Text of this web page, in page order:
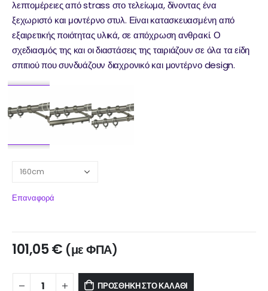
λεπτομέρειες από strass στο τελείωμα, δίνοντας ένα
ξεχωριστό και μοντέρνο στυλ. Είναι κατασκευασμένη από
εξαιρετικής ποιότητας υλικά, σε απόχρωση ανθρακί. Ο
σχεδιασμός της και οι διαστάσεις της ταιριάζουν σε όλα τα είδη
σπιτιού που συνδυάζουν διαχρονικό και μοντέρνο design.
Επαναφορά
101,05€ (με ΦΠΑ)
ΠΡΟΣΘΉΚΗ ΣΤΟ ΚΑΛΆΘΙ